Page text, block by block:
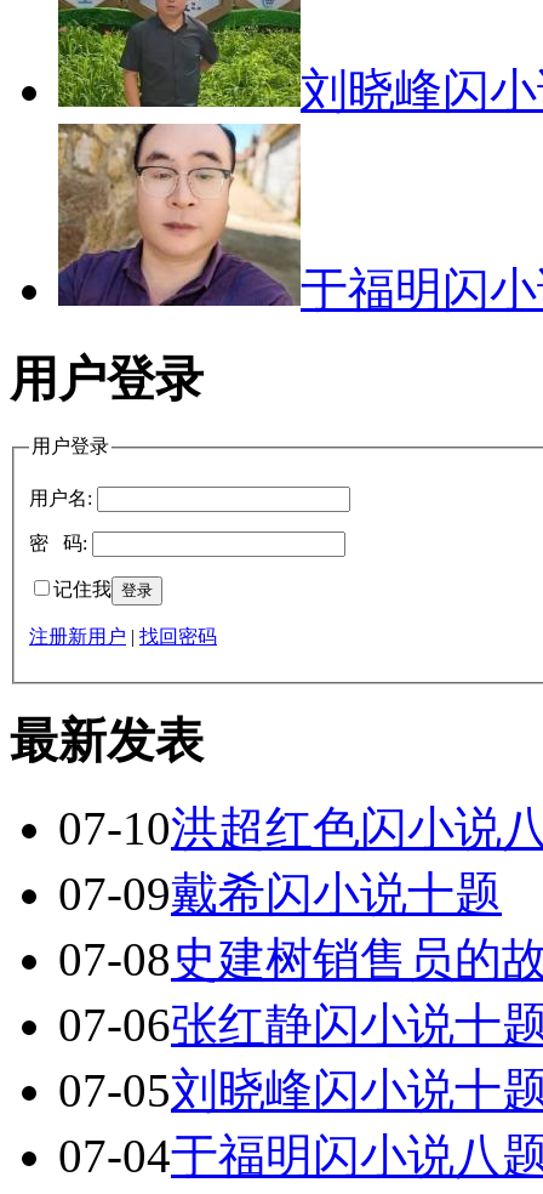
刘晓峰闪
于福明闪
用户登录
用户登录
用户名:
密 码:
记住我
注册新用户 | 找回密码
最新发表
07-10洪超红色闪小说
07-09戴希闪小说十题
07-08史建树销售员的
07-06张红静闪小说十
07-05刘晓峰闪小说十
07-04于福明闪小说八